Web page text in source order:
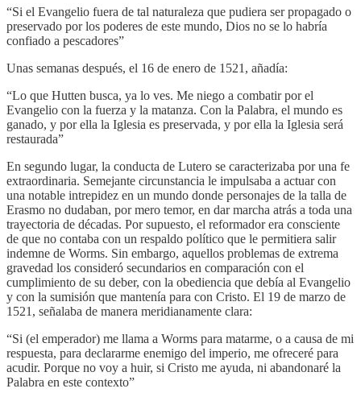
“Si el Evangelio fuera de tal naturaleza que pudiera ser propagado o
preservado por los poderes de este mundo, Dios no se lo habría
confiado a pescadores”
Unas semanas después, el 16 de enero de 1521, añadía:
“Lo que Hutten busca, ya lo ves. Me niego a combatir por el
Evangelio con la fuerza y la matanza. Con la Palabra, el mundo es
ganado, y por ella la Iglesia es preservada, y por ella la Iglesia será
restaurada”
En segundo lugar, la conducta de Lutero se caracterizaba por una fe
extraordinaria. Semejante circunstancia le impulsaba a actuar con
una notable intrepidez en un mundo donde personajes de la talla de
Erasmo no dudaban, por mero temor, en dar marcha atrás a toda una
trayectoria de décadas. Por supuesto, el reformador era consciente
de que no contaba con un respaldo político que le permitiera salir
indemne de Worms. Sin embargo, aquellos problemas de extrema
gravedad los consideró secundarios en comparación con el
cumplimiento de su deber, con la obediencia que debía al Evangelio
y con la sumisión que mantenía para con Cristo. El 19 de marzo de
1521, señalaba de manera meridianamente clara:
“Si (el emperador) me llama a Worms para matarme, o a causa de mi
respuesta, para declararme enemigo del imperio, me ofreceré para
acudir. Porque no voy a huir, si Cristo me ayuda, ni abandonaré la
Palabra en este contexto”